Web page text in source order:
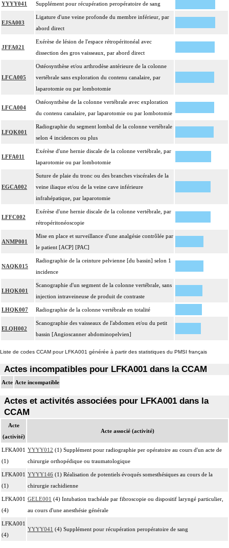
YYYY041 Supplément pour récupération peropératoire de sang
EJSA003
Ligature d'une veine profonde du membre inférieur, par
abord direct
JFFA021
Exérèse de lésion de l'espace rétropéritonéal avec
dissection des gros vaisseaux, par abord direct
LFCA005
Ostéosynthèse et/ou arthrodèse antérieure de la colonne
vertébrale sans exploration du contenu canalaire, par
laparotomie ou par lombotomie
LFCA004
Ostéosynthèse de la colonne vertébrale avec exploration
du contenu canalaire, par laparotomie ou par lombotomie
LFQK001
Radiographie du segment lombal de la colonne vertébrale
selon 4 incidences ou plus
LFFA011
Exérèse d'une hernie discale de la colonne vertébrale, par
laparotomie ou par lombotomie
EGCA002
Suture de plaie du tronc ou des branches viscérales de la
veine iliaque et/ou de la veine cave inférieure
infrahépatique, par laparotomie
LFFC002
Exérèse d'une hernie discale de la colonne vertébrale, par
rétropéritonéoscopie
ANMP001
Mise en place et surveillance d'une analgésie contrôlée par
le patient [ACP] [PAC]
NAQK015
Radiographie de la ceinture pelvienne [du bassin] selon 1
incidence
LHQK001
Scanographie d'un segment de la colonne vertébrale, sans
injection intraveineuse de produit de contraste
LHQK007 Radiographie de la colonne vertébrale en totalité
ELQH002
Scanographie des vaisseaux de l'abdomen et/ou du petit
bassin [Angioscanner abdominopelvien]
Liste de codes CCAM pour LFKA001 générée à partir des statistiques du PMSI français
Actes incompatibles pour LFKA001 dans la CCAM
Acte Acte incompatible
Actes et activités associées pour LFKA001 dans la
CCAM
Acte
(activité)
Acte associé (activité)
LFKA001
(1)
YYYY012 (1) Supplément pour radiographie per opératoire au cours d'un acte de
chirurgie orthopédique ou traumatologique
LFKA001
(1)
YYYY146 (1) Réalisation de potentiels évoqués somesthésiques au cours de la
chirurgie rachidienne
LFKA001
(4)
GELE001 (4) Intubation trachéale par fibroscopie ou dispositif laryngé particulier,
au cours d'une anesthésie générale
LFKA001
(4)
YYYY041 (4) Supplément pour récupération peropératoire de sang